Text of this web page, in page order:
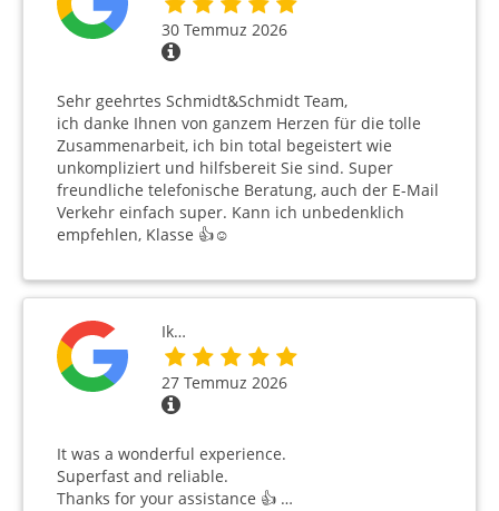
30 Temmuz 2026
Sehr geehrtes Schmidt&Schmidt Team,
ich danke Ihnen von ganzem Herzen für die tolle
Zusammenarbeit, ich bin total begeistert wie
unkompliziert und hilfsbereit Sie sind. Super
freundliche telefonische Beratung, auch der E-Mail
Verkehr einfach super. Kann ich unbedenklich
empfehlen, Klasse 👍☺️
Ik…
27 Temmuz 2026
It was a wonderful experience.
Superfast and reliable.
Thanks for your assistance 👍 …